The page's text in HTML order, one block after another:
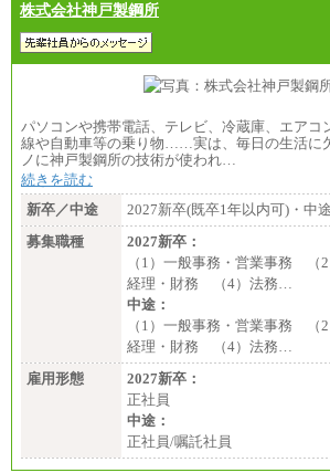
株式会社神戸製鋼所
パソコンや携帯電話、テレビ、冷蔵庫、エアコ
線や自動車等の乗り物……実は、毎日の生活に
ノに神戸製鋼所の技術が使われ…
続きを読む
新卒／中途
2027新卒(既卒1年以内可)・中途
募集職種
2027新卒：
（1）一般事務・営業事務 （
経理・財務 （4）法務…
中途：
（1）一般事務・営業事務 （
経理・財務 （4）法務…
雇用形態
2027新卒：
正社員
中途：
正社員/嘱託社員